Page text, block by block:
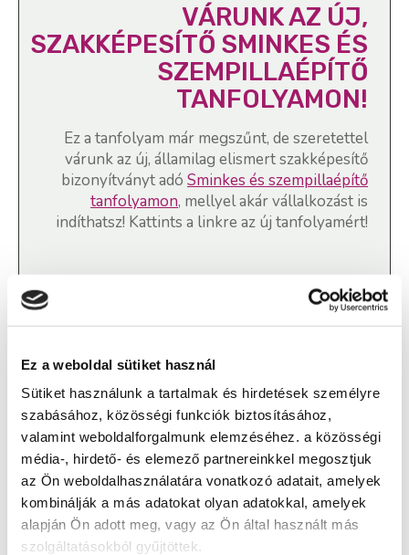
Ez a weboldal sütiket használ
Sütiket használunk a tartalmak és hirdetések személyre
szabásához, közösségi funkciók biztosításához,
valamint weboldalforgalmunk elemzéséhez. a közösségi
média-, hirdető- és elemező partnereinkkel megosztjuk
az Ön weboldalhasználatára vonatkozó adatait, amelyek
kombinálják a más adatokat olyan adatokkal, amelyek
alapján Ön adott meg, vagy az Ön által használt más
szolgáltatásokból gyűjtöttek.
VÁRUNK AZ ÚJ,
SZAKKÉPESÍTŐ SMINKES ÉS
SZEMPILLAÉPÍTŐ
TANFOLYAMON!
Ez a tanfolyam már megszűnt, de szeretettel
várunk az új, államilag elismert szakképesítő
bizonyítványt adó Sminkes és szempillaépítő
tanfolyamon, mellyel akár vállalkozást is
indíthatsz! Kattints a linkre az új tanfolyamért!
Sminkes és szempillaépítő
tanfolyam - Siófok
Képzés ára:
500 000 Ft
Képzés típusa:
Szakképesítés